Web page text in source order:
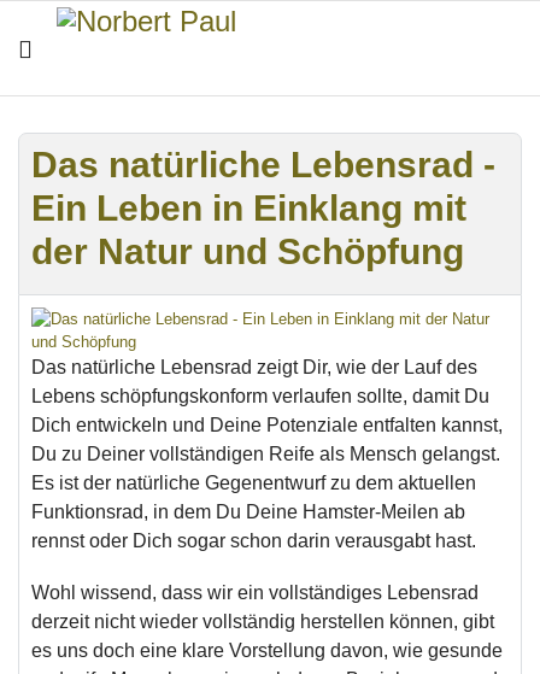
Das natürliche Lebensrad -
Ein Leben in Einklang mit
der Natur und Schöpfung
Das natürliche Lebensrad zeigt Dir, wie der Lauf des
Lebens schöpfungskonform verlaufen sollte, damit Du
Dich entwickeln und Deine Potenziale entfalten kannst,
Du zu Deiner vollständigen Reife als Mensch gelangst.
Es ist der natürliche Gegenentwurf zu dem aktuellen
Funktionsrad, in dem Du Deine Hamster-Meilen ab
rennst oder Dich sogar schon darin verausgabt hast.
Wohl wissend, dass wir ein vollständiges Lebensrad
derzeit nicht wieder vollständig herstellen können, gibt
es uns doch eine klare Vorstellung davon, wie gesunde